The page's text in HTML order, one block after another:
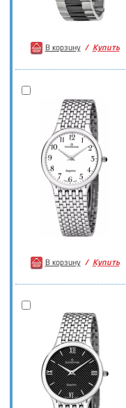
В корзину Купить
В корзину Купить